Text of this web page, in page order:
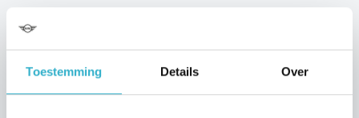
Toestemming Details Over
ALLE OPTIES EN SPECIFICATIES